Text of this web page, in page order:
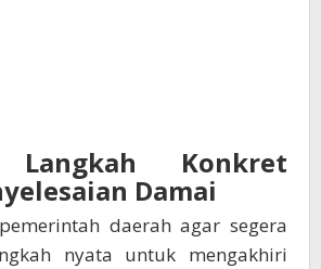
Langkah Konkret
Damai
daerah agar segera
nyata untuk mengakhiri